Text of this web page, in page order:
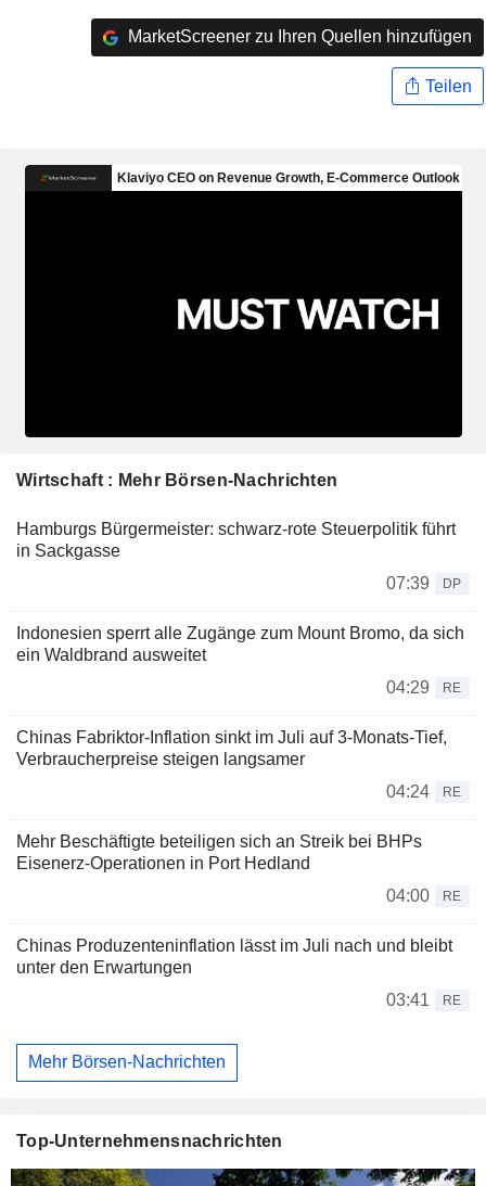
MarketScreener zu Ihren Quellen hinzufügen
Teilen
Wirtschaft : Mehr Börsen-Nachrichten
Hamburgs Bürgermeister: schwarz-rote Steuerpolitik führt
in Sackgasse
07:39
DP
Indonesien sperrt alle Zugänge zum Mount Bromo, da sich
ein Waldbrand ausweitet
04:29
RE
Chinas Fabriktor-Inflation sinkt im Juli auf 3-Monats-Tief,
Verbraucherpreise steigen langsamer
04:24
RE
Mehr Beschäftigte beteiligen sich an Streik bei BHPs
Eisenerz-Operationen in Port Hedland
04:00
RE
Chinas Produzenteninflation lässt im Juli nach und bleibt
unter den Erwartungen
03:41
RE
Mehr Börsen-Nachrichten
Top-Unternehmensnachrichten